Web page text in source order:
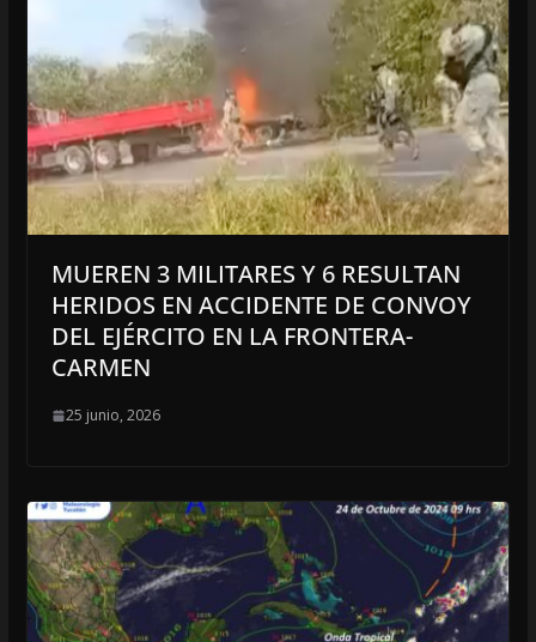
MUEREN 3 MILITARES Y 6 RESULTAN
HERIDOS EN ACCIDENTE DE CONVOY
DEL EJÉRCITO EN LA FRONTERA-
CARMEN
25 junio, 2026